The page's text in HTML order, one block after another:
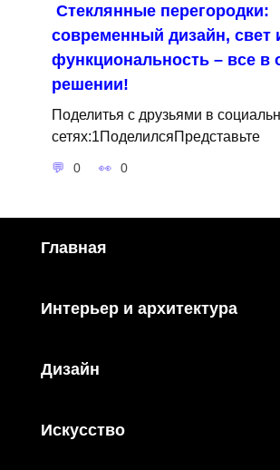
Стеклянные перегородки:
современный дизайн, свет
функциональность – все в
решении!
Поделитья с друзьями в
сетях:1ПоделилсяПредставьте
0 0
Главная
Интерьер и архитектура
Дизайн
Искусство